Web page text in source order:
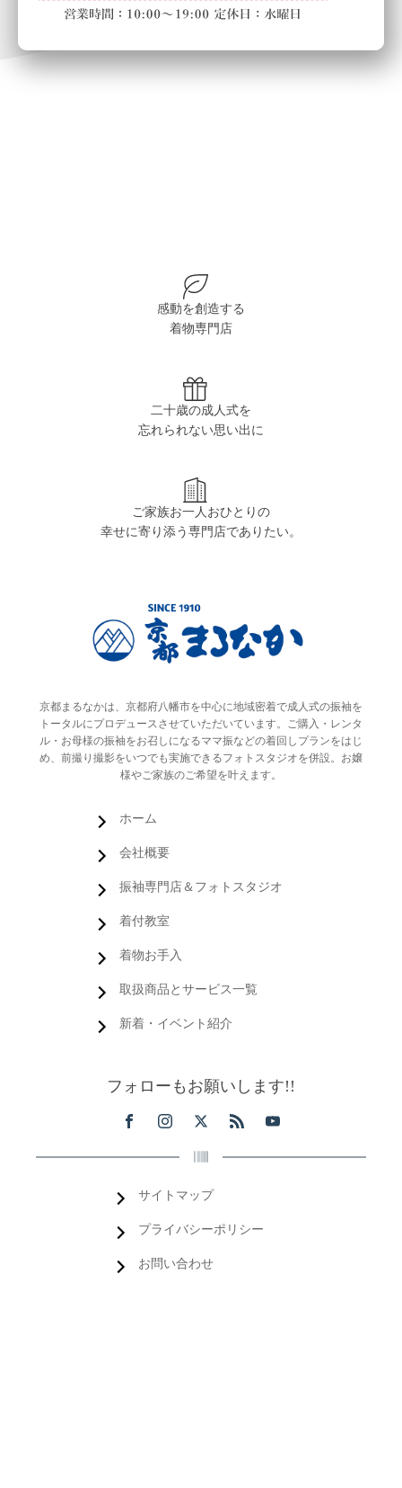
感動を創造する
着物専門店
二十歳の成人式を
忘れられない思い出に
ご家族お一人おひとりの
幸せに寄り添う専門店でありたい。
京都まるなかは、京都府八幡市を中心に地域密着で成人式の振袖を
トータルにプロデュースさせていただいています。ご購入・レンタ
ル・お母様の振袖をお召しになるママ振などの着回しプランをはじ
め、前撮り撮影をいつでも実施できるフォトスタジオを併設。お嬢
様やご家族のご希望を叶えます。
ホーム
会社概要
振袖専門店＆フォトスタジオ
着付教室
着物お手入
取扱商品とサービス一覧
新着・イベント紹介
フォローもお願いします!!
サイトマップ
プライバシーポリシー
お問い合わせ